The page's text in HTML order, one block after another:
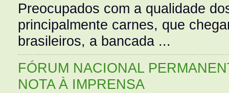
Preocupados com a qualidade
principalmente carnes, que
brasileiros, a bancada ...
FÓRUM NACIONAL
NOTA À IMPRENSA